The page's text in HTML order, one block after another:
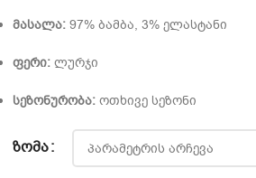
მასალა:97% ბამბა, 3% ელასტანი
ფერი:ლურჯი
სეზონურობა:ოთხივე სეზონი
ᲖᲝᲛᲐ